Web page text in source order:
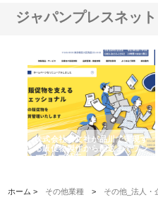
ジャパンプレスネット
株式会社耕文社が品川で実現す
る販促物製作から配送までワン
ストップ対応
ホーム > その他業種 > その他_法人・